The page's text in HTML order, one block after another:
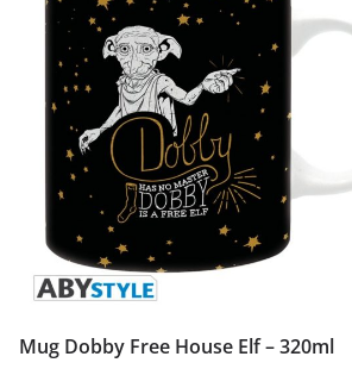
Mug Dobby Free House Elf – 320ml